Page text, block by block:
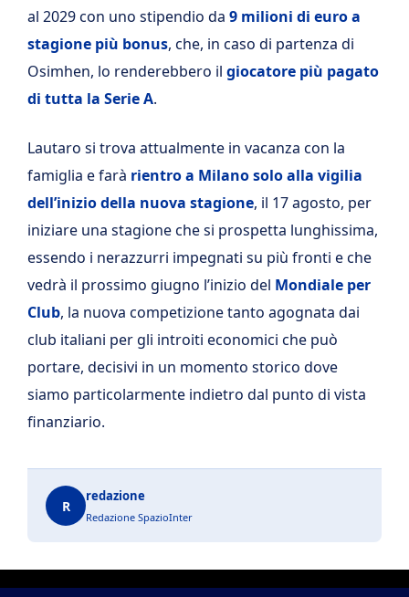
al 2029 con uno stipendio da 9 milioni di euro a
stagione più bonus, che, in caso di partenza di
Osimhen, lo renderebbero il giocatore più pagato
di tutta la Serie A.
Lautaro si trova attualmente in vacanza con la
famiglia e farà rientro a Milano solo alla vigilia
dell’inizio della nuova stagione, il 17 agosto, per
iniziare una stagione che si prospetta lunghissima,
essendo i nerazzurri impegnati su più fronti e che
vedrà il prossimo giugno l’inizio del Mondiale per
Club, la nuova competizione tanto agognata dai
club italiani per gli introiti economici che può
portare, decisivi in un momento storico dove
siamo particolarmente indietro dal punto di vista
finanziario.
R
redazione
Redazione SpazioInter